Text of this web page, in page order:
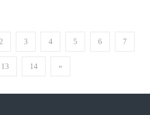
2 3 4 5 6 7
13 14 »